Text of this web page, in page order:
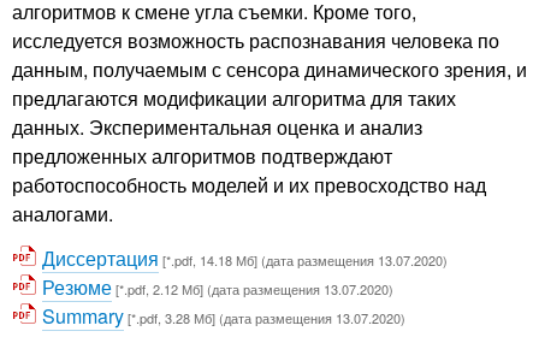
алгоритмов к смене угла съемки. Кроме того,
исследуется возможность распознавания человека по
данным, получаемым с сенсора динамического зрения, и
предлагаются модификации алгоритма для таких
данных. Экспериментальная оценка и анализ
предложенных алгоритмов подтверждают
работоспособность моделей и их превосходство над
аналогами.
Диссертация [*.pdf, 14.18 Мб] (дата размещения 13.07.2020)
Резюме[*.pdf, 2.12 Мб] (дата размещения 13.07.2020)
Summary[*.pdf, 3.28 Мб] (дата размещения 13.07.2020)